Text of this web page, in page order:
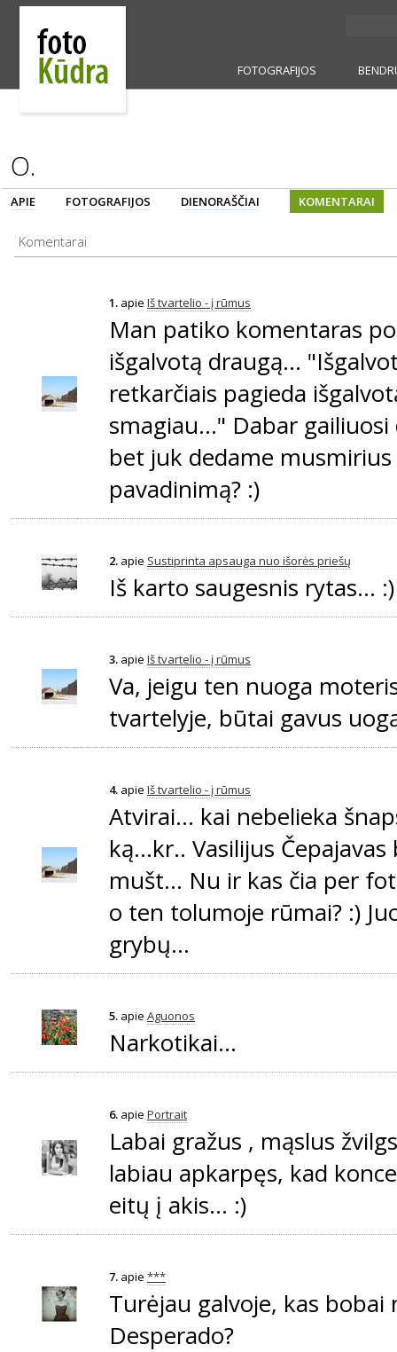
FOTOGRAFIJOS
O.
APIE FOTOGRAFIJOS DIENORAŠČIAI KOMENTARAI
Komentarai
1. apie Iš tvartelio - į rūmus
Man patiko komentaras
išgalvotą draugą...
retkarčiais pagieda
smagiau..." Dabar
bet juk dedame musmirius
pavadinimą? :)
2. apie Sustiprinta apsauga nuo išorės priešų
Iš karto saugesnis rytas...
3. apie Iš tvartelio - į rūmus
Va, jeigu ten nuoga
tvartelyje, būtai gavus
4. apie Iš tvartelio - į rūmus
Atvirai... kai nebelieka
ką...kr.. Vasilijus
mušt... Nu ir kas čia per
o ten tolumoje rūmai? :)
grybų...
5. apie Aguonos
Narkotikai...
6. apie Portrait
Labai gražus , mąslus
labiau apkarpęs, kad
eitų į akis... :)
7. apie ***
Turėjau galvoje, kas bobai
Desperado?